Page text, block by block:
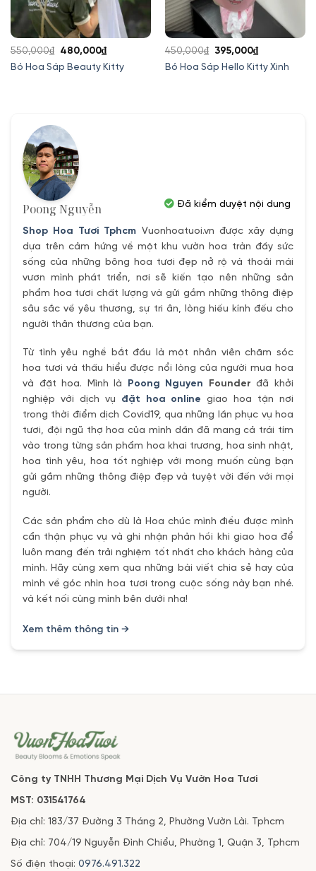
Bó Hoa Sáp Beauty Kitty
550,000₫
Giá
gốc
480,000₫Giá
hiện
Bó Hoa Sáp Hello Kitty Xinh
450,000₫
Giá
gốc
395,000₫Giá
hiện
Poong Nguyễn
Shop Hoa Tươi Tphcm Vuonhoatuoi.vn được xây dựng
dựa trên cảm hứng về một khu vườn hoa tràn đầy sức
sống của những bông hoa tươi đẹp nở rộ và thoải mái
vươn mình phát triển, nơi sẽ kiến tạo nên những sản
phẩm hoa tươi chất lượng và gửi gắm những thông điệp
sâu sắc về yêu thương, sự tri ân, lòng hiếu kính đếu cho
người thân thương của bạn.
Từ tình yêu nghề bắt đầu là một nhân viên chăm sóc
hoa tươi và thấu hiểu được nổi lòng của người mua hoa
và đặt hoa. Mình là Poong Nguyen Founder đã khởi
nghiệp với dịch vụ đặt hoa online giao hoa tận nơi
trong thời điểm dịch Covid19, qua những lần phục vụ hoa
tươi, đội ngũ thợ hoa của mình dần đã mang cả trái tím
vào trong từng sản phẩm hoa khai trương, hoa sinh nhật,
hoa tình yêu, hoa tốt nghiệp với mong muốn cùng bạn
gửi gắm những thông điệp đẹp và tuyệt vời đến với mọi
người.
Các sản phẩm cho dù là Hoa chúc mình điều được mình
cẩn thận phục vụ và ghi nhận phản hồi khi giao hoa để
luôn mang đến trải nghiệm tốt nhất cho khách hàng của
mình. Hãy cùng xem qua những bài viết chia sẻ hay của
mình về góc nhìn hoa tươi trong cuộc sống này bạn nhé.
và kết nối cùng mình bên dưới nha!
Xem thêm thông tin →
Đã kiểm duyệt nội dung
Công ty TNHH Thương Mại Dịch Vụ Vườn Hoa Tươi
MST: 031541764
Địa chỉ: 183/37 Đường 3 Tháng 2, Phường Vườn Lài. Tphcm
Địa chỉ: 704/19 Nguyễn Đình Chiểu, Phường 1, Quận 3, Tphcm
Số điện thoại: 0976.491.322